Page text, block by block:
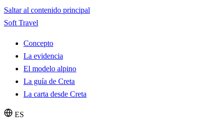
Saltar al contenido principal
Soft Travel
Concepto
La evidencia
El modelo alpino
La guía de Creta
La carta desde Creta
ES